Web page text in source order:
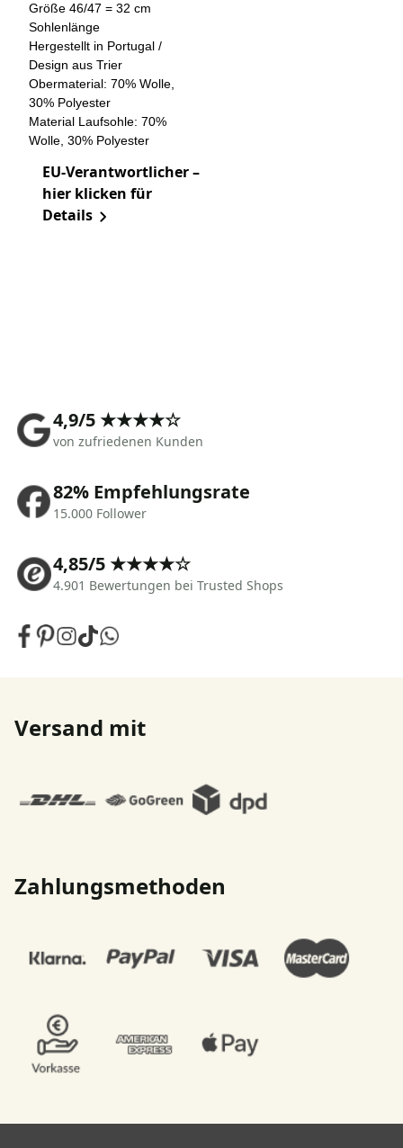
Größe 46/47 = 32 cm
Sohlenlänge
Hergestellt in Portugal /
Design aus Trier
Obermaterial: 70% Wolle,
30% Polyester
Material Laufsohle: 70%
Wolle, 30% Polyester
EU-Verantwortlicher –
hier klicken für
Details
4,9/5 ★★★★☆
von zufriedenen Kunden
82% Empfehlungsrate
15.000 Follower
4,85/5 ★★★★☆
4.901 Bewertungen bei Trusted Shops
Versand mit
Zahlungsmethoden